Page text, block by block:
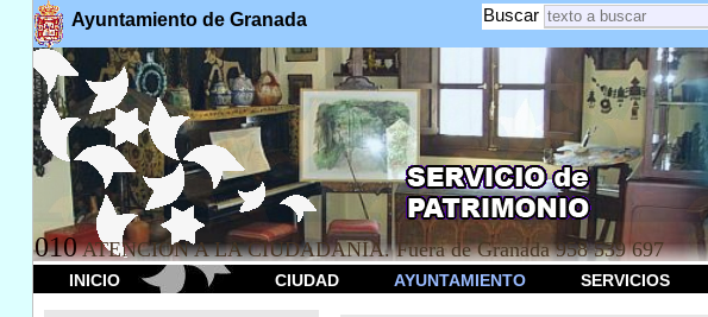
Ayuntamiento de Granada Buscar
010 ATENCION A LA CIUDADANÍA. Fuera de Granada 958 539 697
INICIO CIUDAD AYUNTAMIENTO SERVICIOS